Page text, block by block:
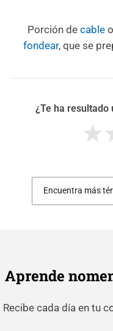
Porción de cableo
fondear, que se
¿Te ha
Encuentra más
Aprende
Recibe cada día en tu